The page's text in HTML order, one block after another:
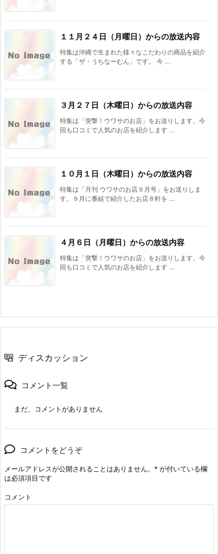
１１月２４日（月曜日）からの放送内容
特集は沖縄で生まれた様々なこだわりの商品を紹介
する「ザ・うちなーむん」です。 今 ...
３月２７日（木曜日）からの放送内容
特集は「突撃！ウワサのお店」をお送りします。今
回も口コミで人気のお店を紹介します ...
１０月１日（木曜日）からの放送内容
特集は「月刊 ウワサのお店９月号」をお送りしま
す。９月に番組で紹介したお店８軒を ...
４月６日（月曜日）からの放送内容
特集は「突撃！ウワサのお店」をお送りします。今
回も口コミで人気のお店を紹介します ...
ディスカッション
コメント一覧
まだ、コメントがありません
コメントをどうぞ
メールアドレスが公開されることはありません。 * が付いている欄
は必須項目です
コメント